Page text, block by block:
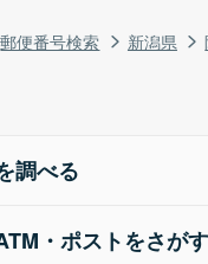
郵便番号検索 新潟県
調べる
・ポストをさがす